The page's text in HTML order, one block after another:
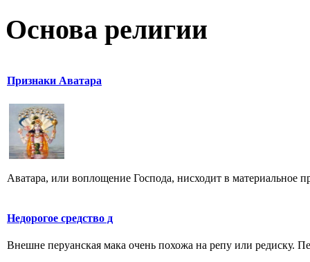
Основа религии
Признаки Аватара
Аватара, или воплощение Господа, нисходит в материальное
Недорогое средство д
Внешне перуанская мака очень похожа на репу или редиску.